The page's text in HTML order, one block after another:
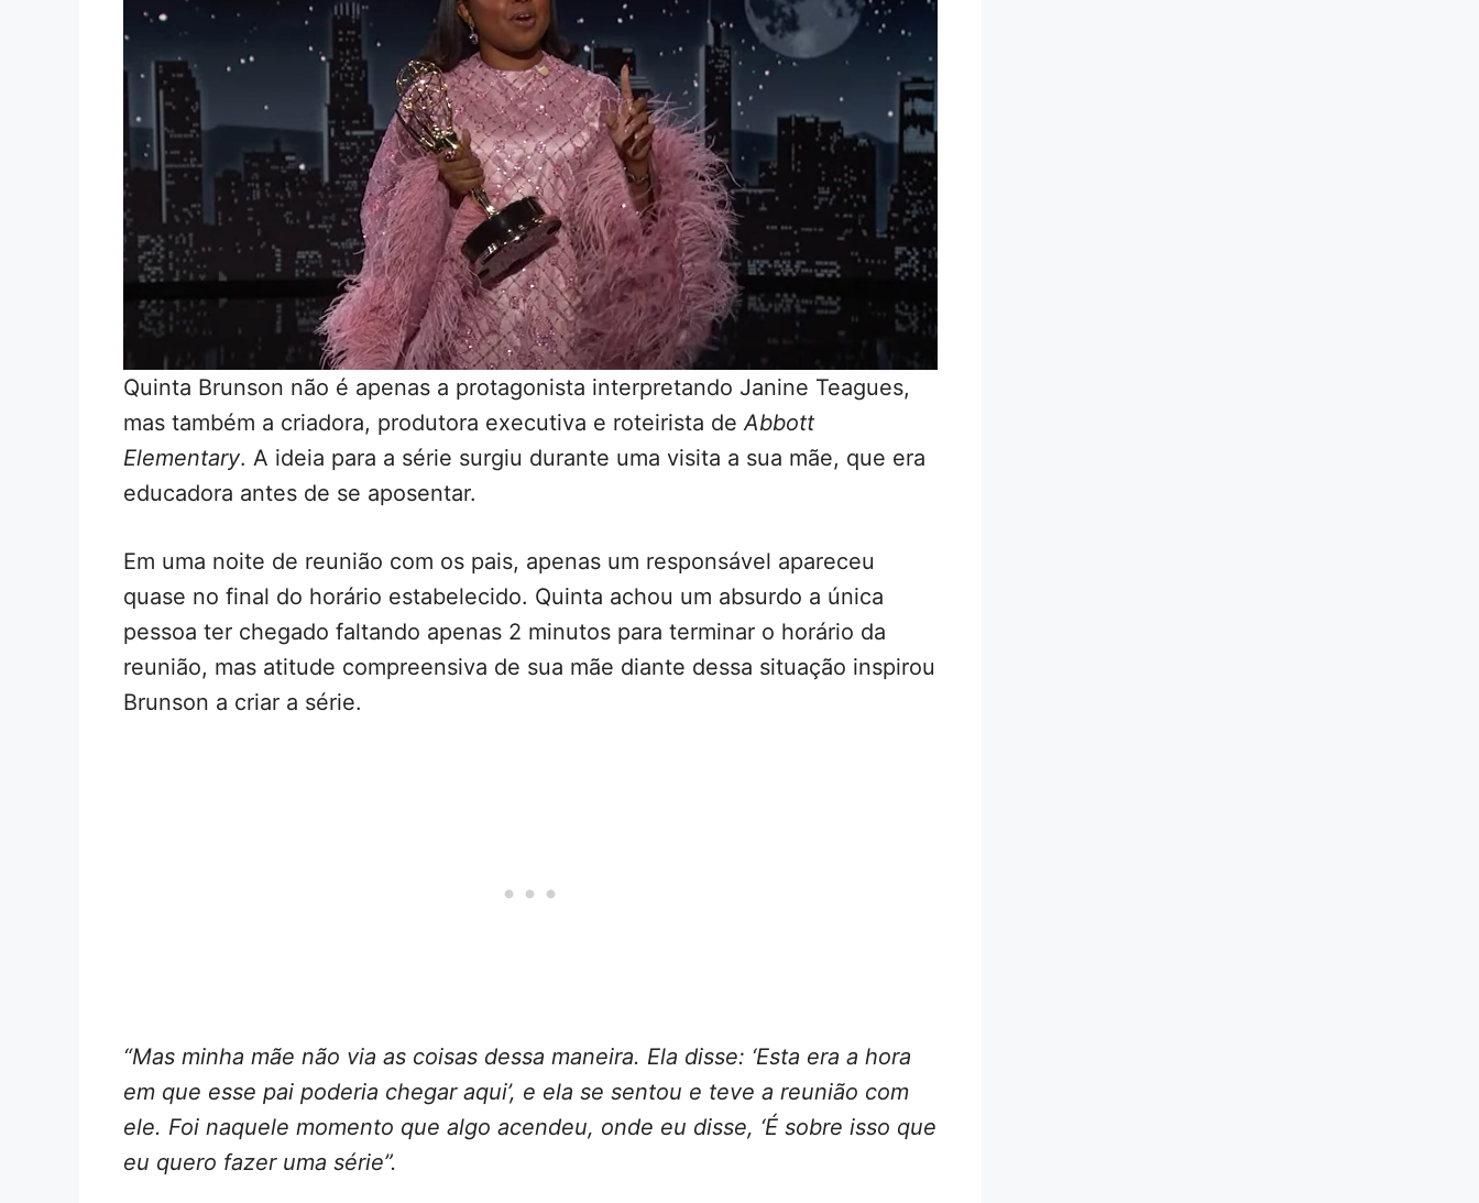
Quinta Brunson não é apenas a protagonista interpretando Janine Teagues,
mas também a criadora, produtora executiva e roteirista deAbbott
Elementary. A ideia para a série surgiu durante uma visita a sua mãe, que era
educadora antes de se aposentar.
Em uma noite de reunião com os pais, apenas um responsável apareceu
quase no final do horário estabelecido. Quinta achou um absurdo a única
pessoa ter chegado faltando apenas 2 minutos para terminar o horário da
reunião, mas atitude compreensiva de sua mãe diante dessa situação inspirou
Brunson a criar a série.
“Mas minha mãe não via as coisas dessa maneira. Ela disse: ‘Esta era a hora
em que esse pai poderia chegar aqui’, e ela se sentou e teve a reunião com
ele. Foi naquele momento que algo acendeu, onde eu disse, ‘É sobre isso que
eu quero fazer uma série”.